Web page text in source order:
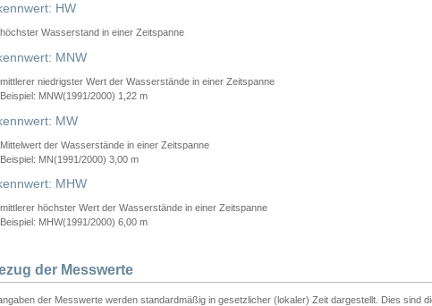
HW
höchster Wasserstand in einer Zeitspanne
MNW
mittlerer niedrigster Wert der Wasserstände in einer Zeitspanne
Beispiel: MNW(1991/2000) 1,22 m
MW
Mittelwert der Wasserstände in einer Zeitspanne
Beispiel: MN(1991/2000) 3,00 m
MHW
mittlerer höchster Wert der Wasserstände in einer Zeitspanne
Beispiel: MHW(1991/2000) 6,00 m
der Messwerte
der Messwerte werden standardmäßig in gesetzlicher (lokaler) Zeit dargestellt. Dies sind